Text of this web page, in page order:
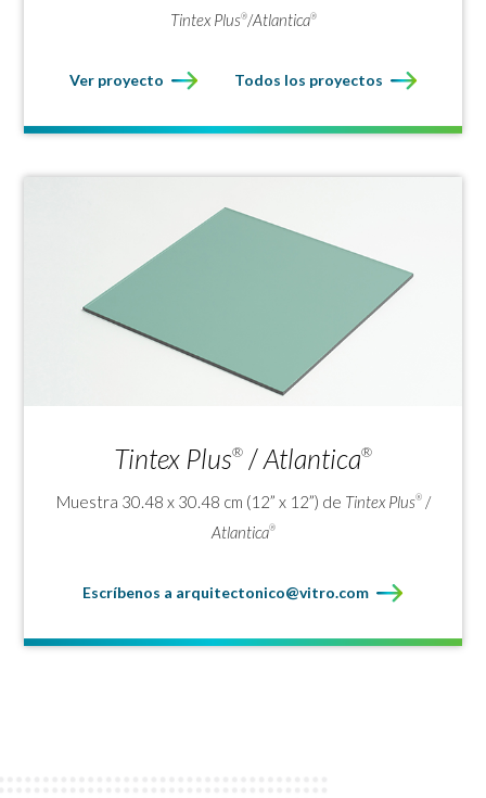
Tintex Plus®/Atlantica®
Ver proyecto Todos los proyectos
Tintex Plus® /Atlantica®
Muestra 30.48 x 30.48 cm (12” x 12”) de Tintex Plus®/
Atlantica®
Escríbenos a arquitectonico@vitro.com